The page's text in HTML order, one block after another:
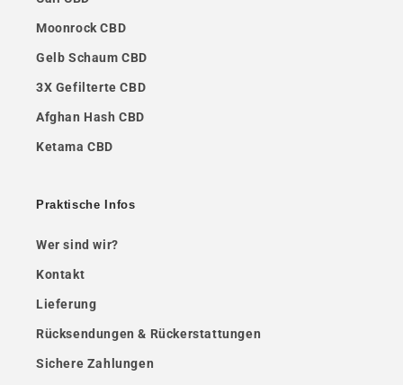
Moonrock CBD
Gelb Schaum CBD
3X Gefilterte CBD
Afghan Hash CBD
Ketama CBD
Praktische Infos
Wer sind wir?
Kontakt
Lieferung
Rücksendungen & Rückerstattungen
Sichere Zahlungen